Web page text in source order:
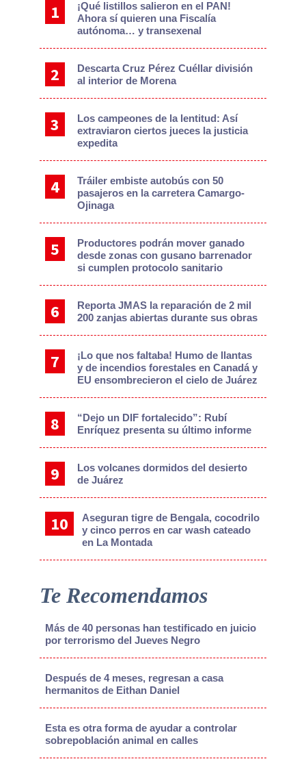
¡Qué listillos salieron en el PAN!
Ahora sí quieren una Fiscalía
autónoma… y transexenal
Descarta Cruz Pérez Cuéllar división
al interior de Morena
Los campeones de la lentitud: Así
extraviaron ciertos jueces la justicia
expedita
Tráiler embiste autobús con 50
pasajeros en la carretera Camargo-
Ojinaga
Productores podrán mover ganado
desde zonas con gusano barrenador
si cumplen protocolo sanitario
Reporta JMAS la reparación de 2 mil
200 zanjas abiertas durante sus obras
¡Lo que nos faltaba! Humo de llantas
y de incendios forestales en Canadá y
EU ensombrecieron el cielo de Juárez
“Dejo un DIF fortalecido”: Rubí
Enríquez presenta su último informe
Los volcanes dormidos del desierto
de Juárez
Aseguran tigre de Bengala, cocodrilo
y cinco perros en car wash cateado
en La Montada
Te Recomendamos
Más de 40 personas han testificado en juicio
por terrorismo del Jueves Negro
Después de 4 meses, regresan a casa
hermanitos de Eithan Daniel
Esta es otra forma de ayudar a controlar
sobrepoblación animal en calles